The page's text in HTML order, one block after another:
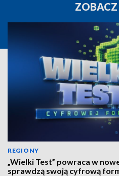
REGIONY
„Wielki Test” powraca w
sprawdzą swoją cyfrową